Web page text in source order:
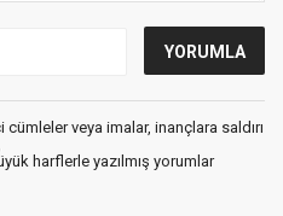
veya imalar, inançlara saldırı
harflerle yazılmış yorumlar